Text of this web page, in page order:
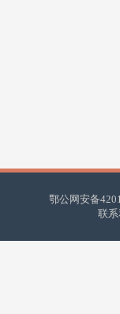
鄂公网安备
联系